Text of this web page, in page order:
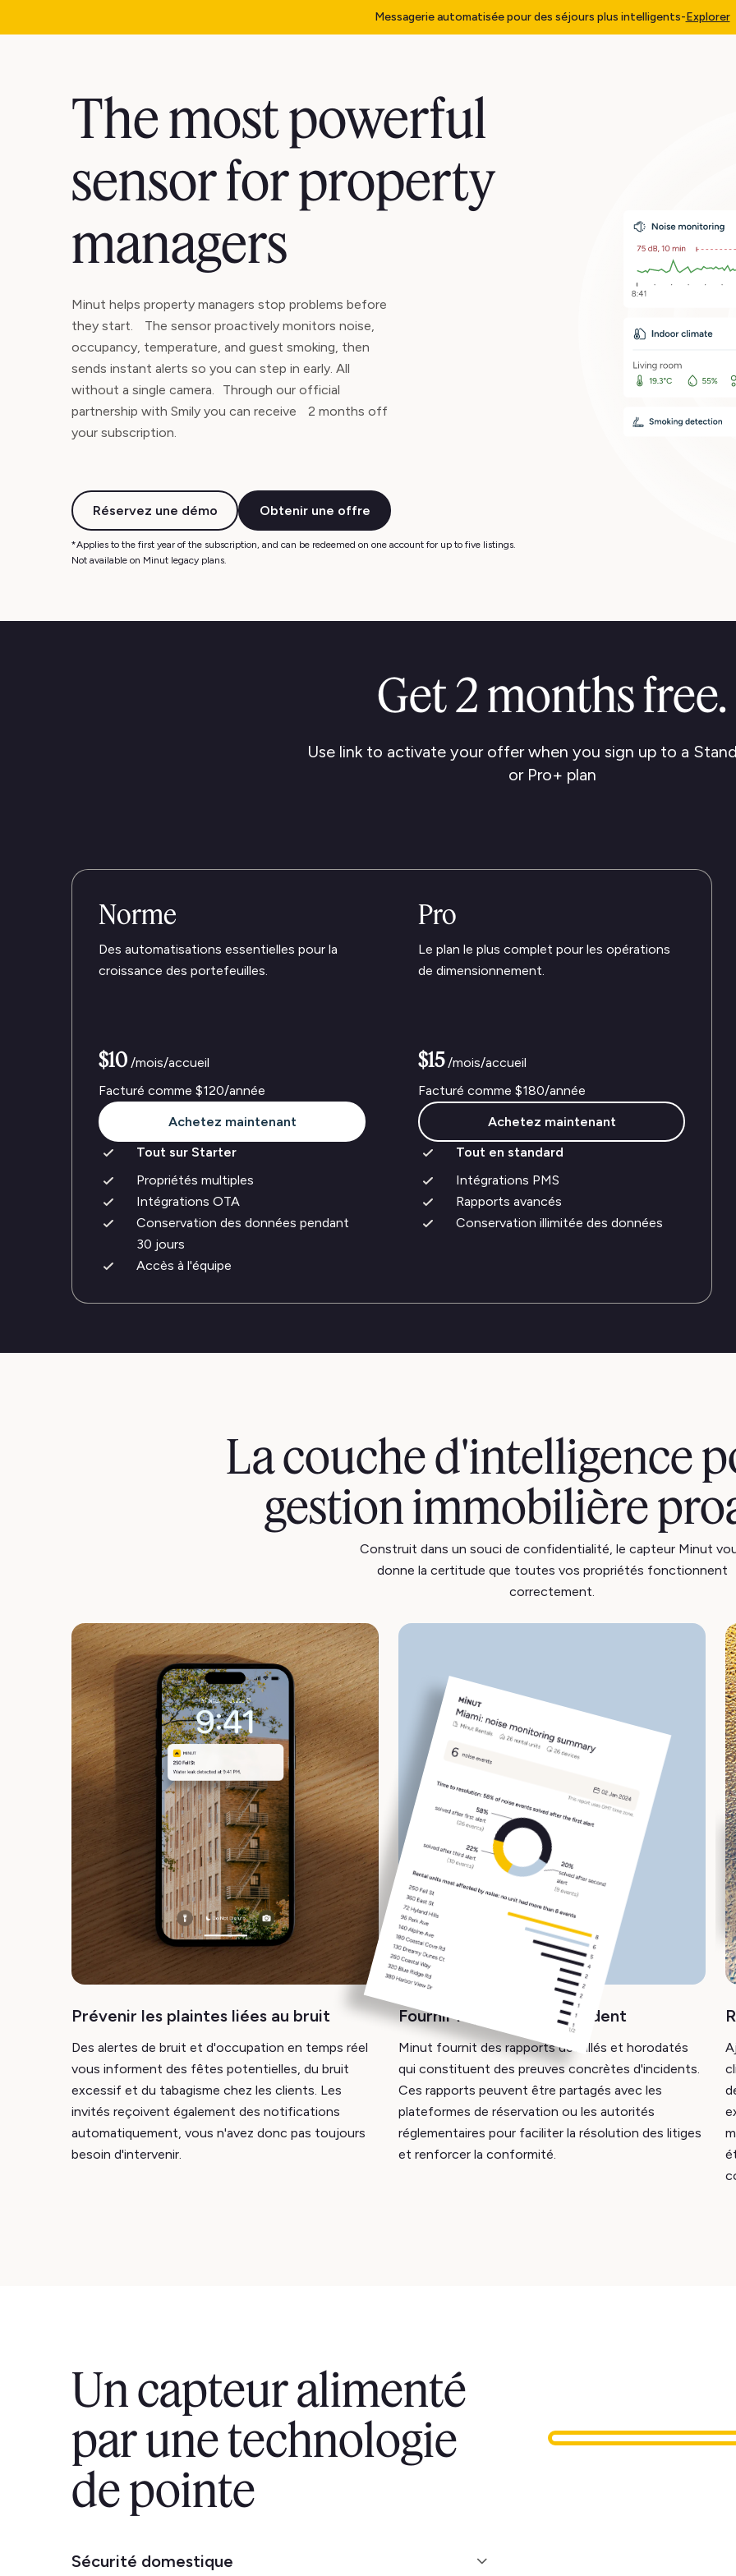
Messagerie automatisée pour des séjours plus intelligents-Explorer
The most powerful
sensor for property
managers
Minut helps property managers stop problems before
they start. The sensor proactively monitors noise,
occupancy, temperature, and guest smoking, then
sends instant alerts so you can step in early. All
without a single camera. Through our official
partnership with Smily you can receive 2 months off
your subscription.
Réservez une démo Obtenir une offre
*Applies to the first year of the subscription, and can be redeemed on one account for up to five listings.
Not available on Minut legacy plans.
Get 2 months free.
Use link to activate your offer when you sign up to a
or Pro+ plan
Norme
Des automatisations essentielles pour la
croissance des portefeuilles.
$10 /mois/accueil
Facturé comme $120/année
Achetez maintenant
Tout sur Starter
Propriétés multiples
Intégrations OTA
Conservation des données pendant
30 jours
Accès à l'équipe
Pro
Le plan le plus complet pour les opérations
de dimensionnement.
$15 /mois/accueil
Facturé comme $180/année
Achetez maintenant
Tout en standard
Intégrations PMS
Rapports avancés
Conservation illimitée des données
La couche d'intelligence
gestion immobilière
Construit dans un souci de confidentialité, le capteur Minut
donne la certitude que toutes vos propriétés fonctionnent
correctement.
Prévenir les plaintes liées au bruit
Des alertes de bruit et d'occupation en temps réel
vous informent des fêtes potentielles, du bruit
excessif et du tabagisme chez les clients. Les
invités reçoivent également des notifications
automatiquement, vous n'avez donc pas toujours
besoin d'intervenir.
Fournir la preuve de l'incident
Minut fournit des rapports détaillés et horodatés
qui constituent des preuves concrètes d'incidents.
Ces rapports peuvent être partagés avec les
plateformes de réservation ou les autorités
réglementaires pour faciliter la résolution des litiges
et renforcer la conformité.
Un capteur alimenté
par une technologie
de pointe
Sécurité domestique